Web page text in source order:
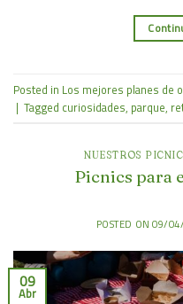
Posted in Los mejores planes de
| Tagged curiosidades, parque,
NUESTROS
Picnics para
POSTED ON09/
09
Abr